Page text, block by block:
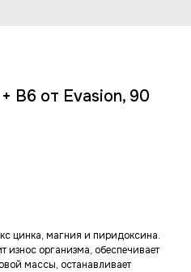
В6 от Evasion, 90
цинка, магния и пиридоксина.
износ организма, обеспечивает
массы, останавливает